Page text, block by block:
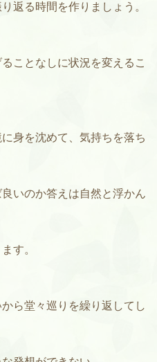
返る時間を作りましょう。
ことなしに状況を変えるこ
身を沈めて、気持ちを落ち
いのか答えは自然と浮かん
す。
ら堂々巡りを繰り返してし